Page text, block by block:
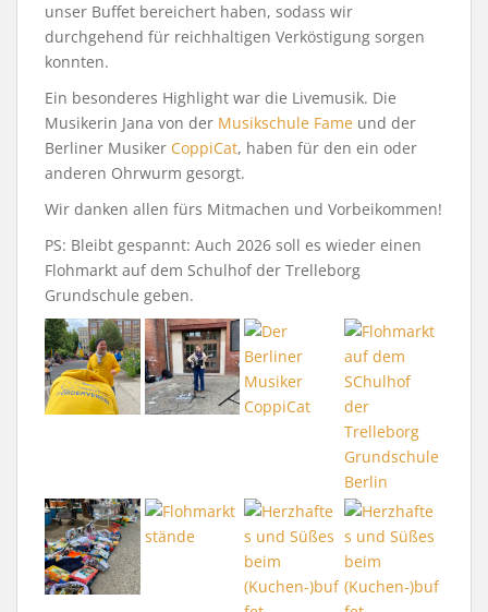
unser Buffet bereichert haben, sodass wir
durchgehend für reichhaltigen Verköstigung sorgen
konnten.
Ein besonderes Highlight war die Livemusik. Die
Musikerin Jana von der Musikschule Fame und der
Berliner Musiker CoppiCat, haben für den ein oder
anderen Ohrwurm gesorgt.
Wir danken allen fürs Mitmachen und Vorbeikommen!
PS: Bleibt gespannt: Auch 2026 soll es wieder einen
Flohmarkt auf dem Schulhof der Trelleborg
Grundschule geben.